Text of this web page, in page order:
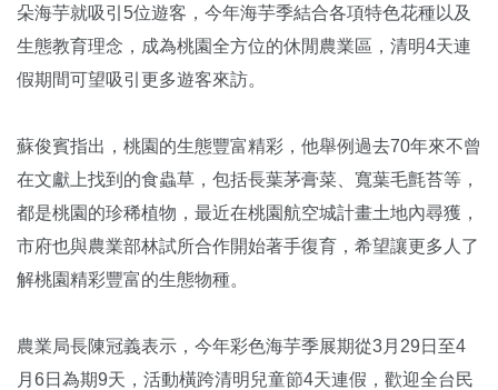
朵海芋就吸引5位遊客，今年海芋季結合各項特色花種以及
生態教育理念，成為桃園全方位的休閒農業區，清明4天連
假期間可望吸引更多遊客來訪。
蘇俊賓指出，桃園的生態豐富精彩，他舉例過去70年來不曾
在文獻上找到的食蟲草，包括長葉茅膏菜、寬葉毛氈苔等，
都是桃園的珍稀植物，最近在桃園航空城計畫土地內尋獲，
市府也與農業部林試所合作開始著手復育，希望讓更多人了
解桃園精彩豐富的生態物種。
農業局長陳冠義表示，今年彩色海芋季展期從3月29日至4
月6日為期9天，活動橫跨清明兒童節4天連假，歡迎全台民